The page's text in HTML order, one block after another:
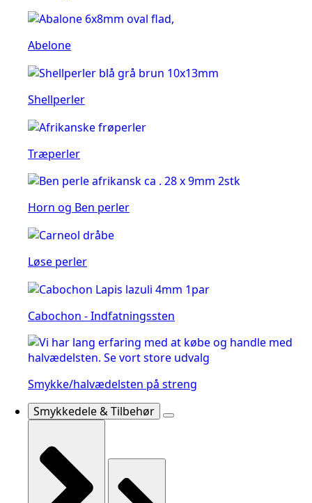
Abelone
Shellperler
Træperler
Horn og Ben perler
Løse perler
Cabochon - Indfatningssten
Smykke/halvædelsten på streng
Smykkedele & Tilbehør